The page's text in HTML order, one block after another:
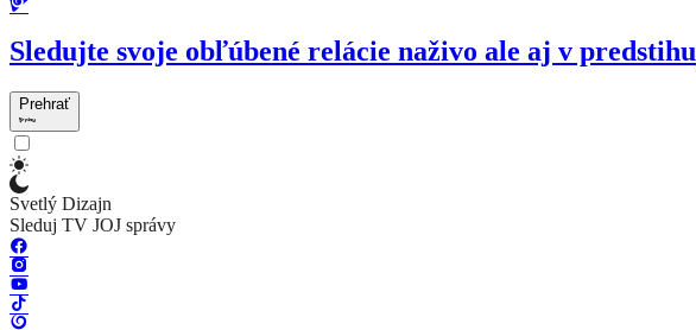
Sledujte svoje obľúbené relácie naživo ale aj v predstihu
Prehrať
Svetlý Dizajn
Sleduj TV JOJ správy